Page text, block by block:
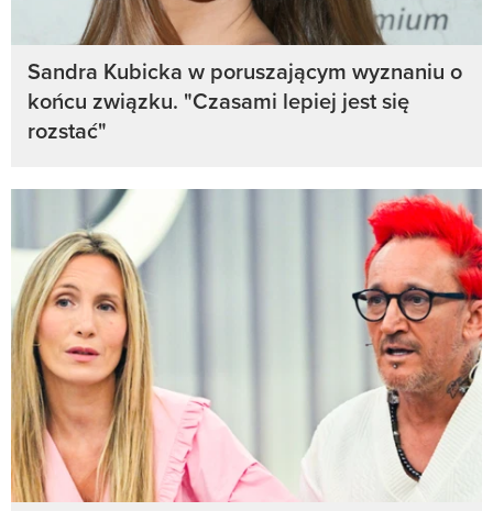
Sandra Kubicka w poruszającym wyznaniu o
końcu związku. "Czasami lepiej jest się
rozstać"